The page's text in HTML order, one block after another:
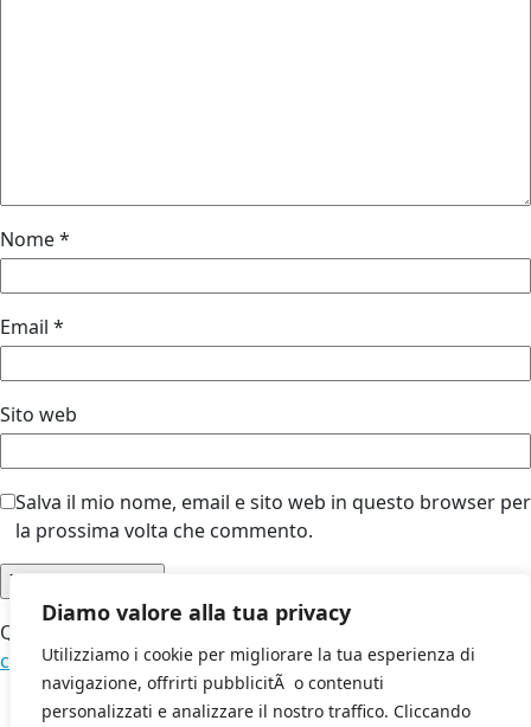
Diamo valore alla tua privacy
Utilizziamo i cookie per migliorare la tua esperienza di
navigazione, offrirti pubblicitÃ o contenuti
personalizzati e analizzare il nostro traffico. Cliccando
Nome*
Email *
Sito web
Salva il mio nome, email e sito web in questo browser per
la prossima volta che commento.
Questo sito utilizza Akismet per ridurre lo spam.
come vengono elaborati i dati derivati dai commenti.